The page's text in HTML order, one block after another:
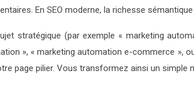
En SEO moderne, la richesse
stratégique (par exemple « marketing
», « marketing automation e-commerce »,
page pilier. Vous transformez ainsi un simple